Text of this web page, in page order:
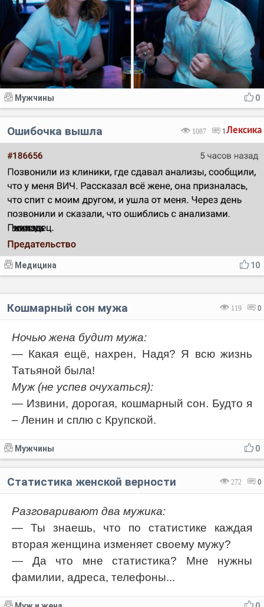
0
Мужчины
Лексика
1087 1
Ошибочка вышла
10
Медицина
119 0
Кошмарный сон мужа
Ночью жена будит мужа:
— Какая ещё, нахрен, Надя? Я всю жизнь
Татьяной была!
Муж (не успев очухаться):
— Извини, дорогая, кошмарный сон. Будто я
– Ленин и сплю с Крупской.
0
Мужчины
272 0
Статистика женской верности
Разговаривают два мужика:
— Ты знаешь, что по статистике каждая
вторая женщина изменяет своему мужу?
— Да что мне статистика? Мне нужны
фамилии, адреса, телефоны...